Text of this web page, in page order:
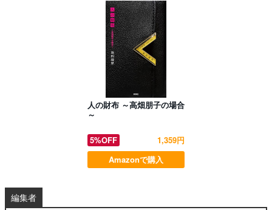
人の財布 ～高畑朋子の場合
～
5%OFF
1,359円
Amazonで購入
編集者